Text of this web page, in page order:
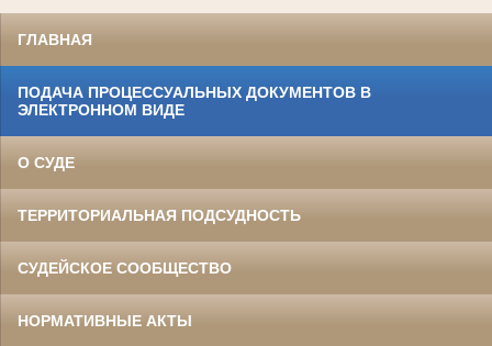
ГЛАВНАЯ
ПОДАЧА ПРОЦЕССУАЛЬНЫХ ДОКУМЕНТОВ В
ЭЛЕКТРОННОМ ВИДЕ
О СУДЕ
ТЕРРИТОРИАЛЬНАЯ ПОДСУДНОСТЬ
СУДЕЙСКОЕ СООБЩЕСТВО
НОРМАТИВНЫЕ АКТЫ